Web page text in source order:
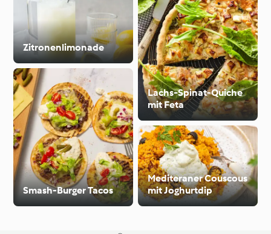
Zitronenlimonade
Smash-Burger Tacos
Lachs-Spinat-Quiche
mit Feta
Mediteraner Couscous
mit Joghurtdip